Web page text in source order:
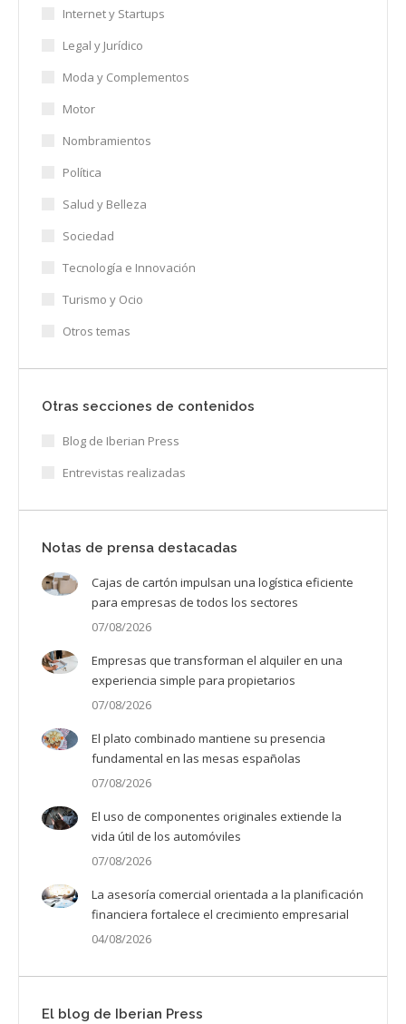
Internet y Startups
Legal y Jurídico
Moda y Complementos
Motor
Nombramientos
Política
Salud y Belleza
Sociedad
Tecnología e Innovación
Turismo y Ocio
Otros temas
Otras secciones de contenidos
Blog de Iberian Press
Entrevistas realizadas
Notas de prensa destacadas
Cajas de cartón impulsan una logística eficiente
para empresas de todos los sectores
07/08/2026
Empresas que transforman el alquiler en una
experiencia simple para propietarios
07/08/2026
El plato combinado mantiene su presencia
fundamental en las mesas españolas
07/08/2026
El uso de componentes originales extiende la
vida útil de los automóviles
07/08/2026
La asesoría comercial orientada a la planificación
financiera fortalece el crecimiento empresarial
04/08/2026
El blog de Iberian Press